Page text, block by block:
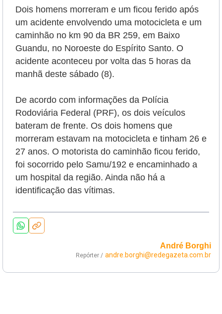
Dois homens morreram e um ficou ferido após
um acidente envolvendo uma motocicleta e um
caminhão no km 90 da BR 259, em Baixo
Guandu, no Noroeste do Espírito Santo. O
acidente aconteceu por volta das 5 horas da
manhã deste sábado (8).
De acordo com informações da Polícia
Rodoviária Federal (PRF), os dois veículos
bateram de frente. Os dois homens que
morreram estavam na motocicleta e tinham 26 e
27 anos. O motorista do caminhão ficou ferido,
foi socorrido pelo Samu/192 e encaminhado a
um hospital da região. Ainda não há a
identificação das vítimas.
André Borghi
Repórter / andre.borghi@redegazeta.com.br